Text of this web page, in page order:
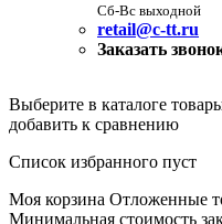
Сб-Вс выходной
retail@c-tt.ru
Заказать
Выберите в каталоге
добавить к сравнению
Список избранного пуст
Моя корзина Отложенные
Минимальная стоимость